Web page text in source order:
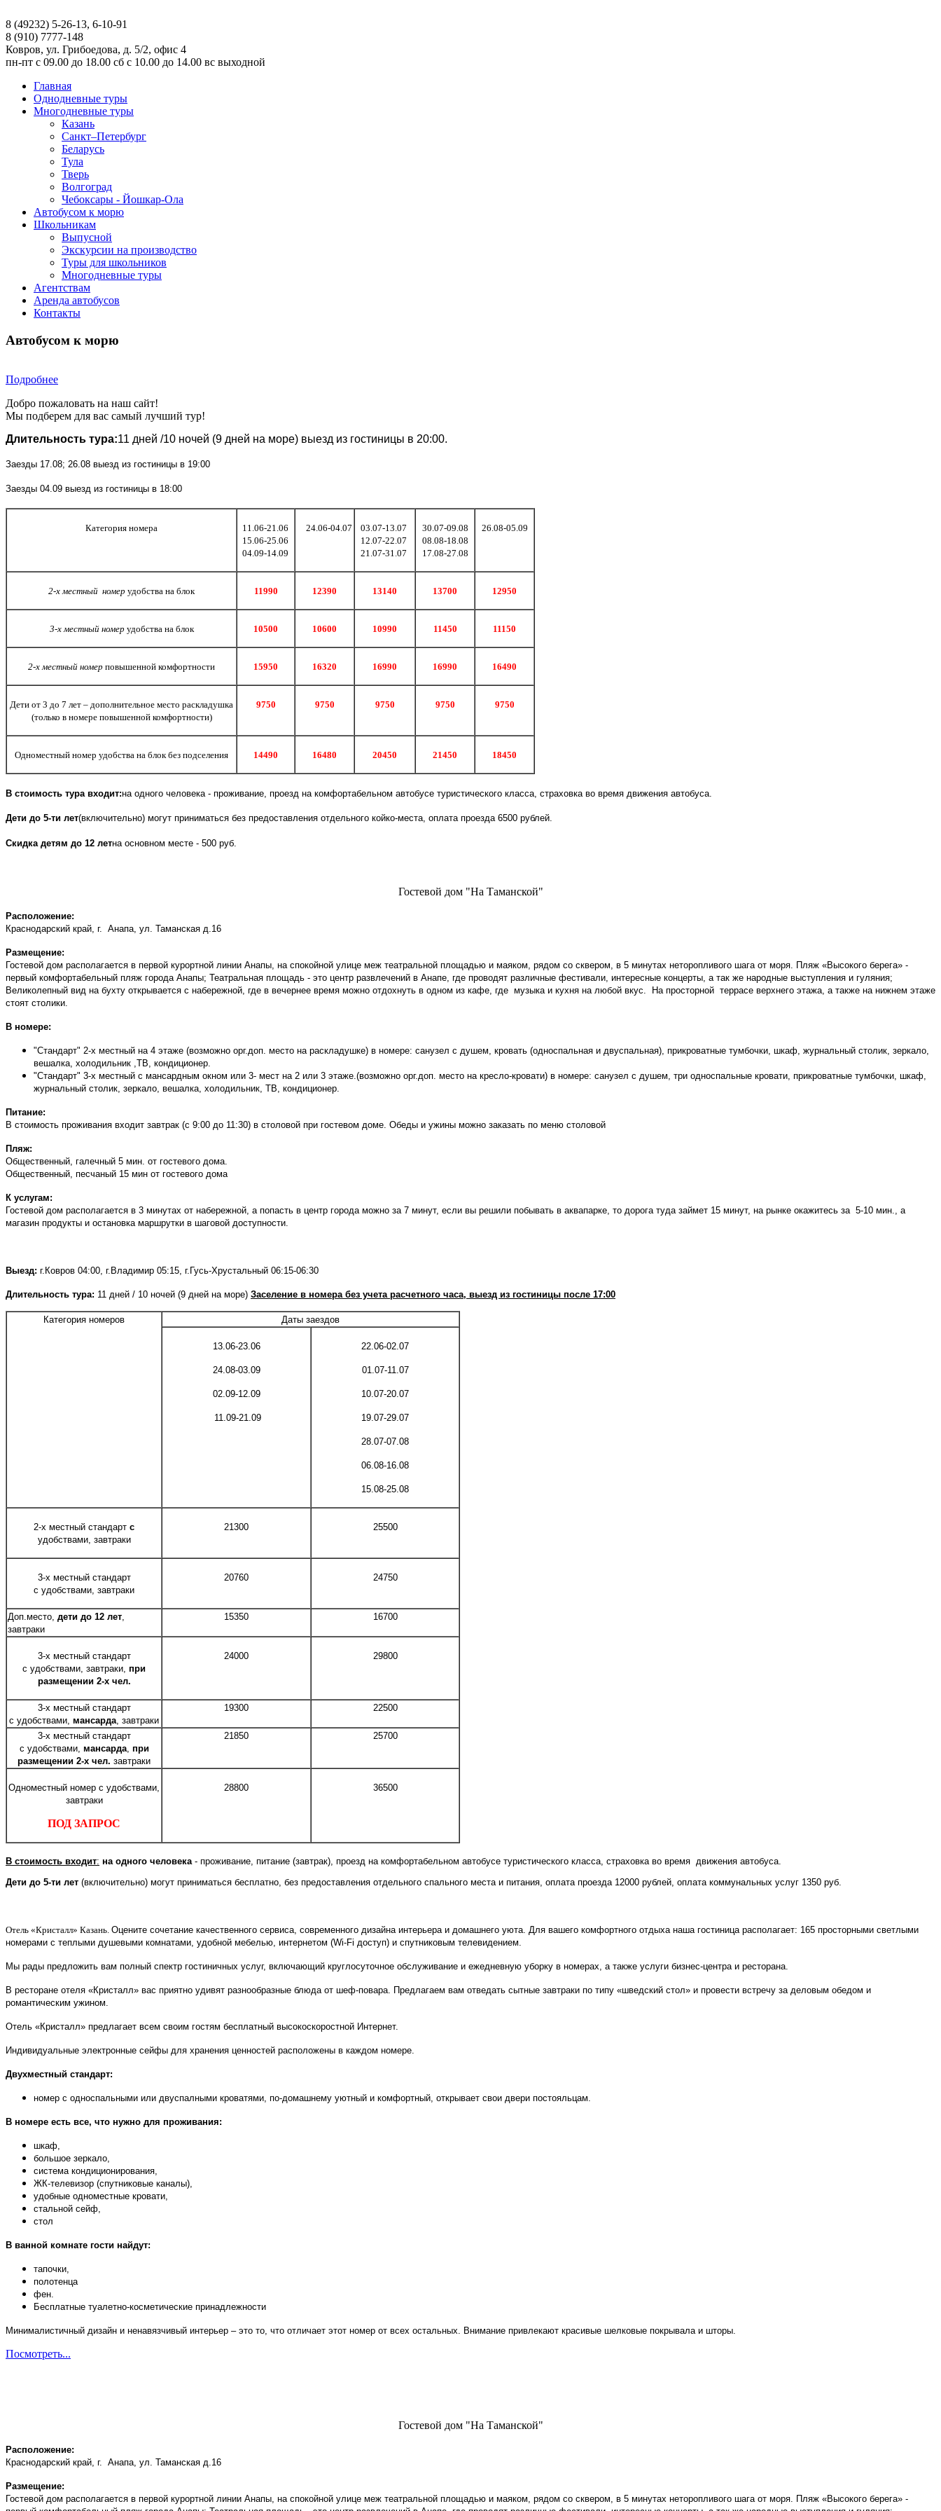
8 (49232) 5-26-13, 6-10-91
8 (910) 7777-148
Ковров, ул. Грибоедова, д. 5/2, офис 4
пн-пт с 09.00 до 18.00 сб с 10.00 до 14.00 вс выходной
Главная
Однодневные туры
Многодневные туры
Казань
Санкт–Петербург
Беларусь
Тула
Тверь
Волгоград
Чебоксары - Йошкар-Ола
Автобусом к морю
Школьникам
Выпусной
Экскурсии на производство
Туры для школьников
Многодневные туры
Агентствам
Аренда автобусов
Контакты
Автобусом к морю
Подробнее
Добро пожаловать на наш сайт!
Мы подберем для вас самый лучший тур!
Длительность тура:11 дней /10 ночей (9 дней на море) выезд из гостиницы в 20:00.
Заезды 17.08; 26.08 выезд из гостиницы в 19:00
Заезды 04.09 выезд из гостиницы в 18:00
Категория номера
11.06-21.06
15.06-25.06
04.09-14.09
24.06-04.07
03.07-13.07
12.07-22.07
21.07-31.07
30.07-09.08
08.08-18.08
17.08-27.08
26.08-05.09
2-х местный номер удобства на блок 11990 12390 13140 13700 12950
3-х местный номер удобства на блок 10500 10600 10990 11450 11150
2-х местный номер повышенной комфортности 15950 16320 16990 16990 16490
Дети от 3 до 7 лет – дополнительное место раскладушка
(только в номере повышенной комфортности)
9750 9750 9750 9750 9750
Одноместный номер удобства на блок без подселения 14490 16480 20450 21450 18450
В стоимость тура входит:на одного человека - проживание, проезд на комфортабельном автобусе туристического класса, страховка во время движения автобуса.
Дети до 5-ти лет(включительно) могут приниматься без предоставления отдельного койко-места, оплата проезда 6500 рублей.
Скидка детям до 12 летна основном месте - 500 руб.
Гостевой дом "На Таманской"
Расположение:
Краснодарский край, г. Анапа, ул. Таманская д.16
Размещение:
Гостевой дом располагается в первой курортной линии Анапы, на спокойной улице меж театральной площадью и маяком, рядом со сквером, в 5 минутах неторопливого шага от моря. Пляж «Высокого берега» -
первый комфортабельный пляж города Анапы; Театральная площадь - это центр развлечений в Анапе, где проводят различные фестивали, интересные концерты, а так же народные выступления и гуляния;
Великолепный вид на бухту открывается с набережной, где в вечернее время можно отдохнуть в одном из кафе, где музыка и кухня на любой вкус. На просторной террасе верхнего этажа, а также на нижнем этаже
стоят столики.
В номере:
"Стандарт" 2-х местный на 4 этаже (возможно орг.доп. место на раскладушке) в номере: санузел с душем, кровать (односпальная и двуспальная), прикроватные тумбочки, шкаф, журнальный столик, зеркало,
вешалка, холодильник ,ТВ, кондиционер.
"Стандарт" 3-х местный с мансардным окном или 3- мест на 2 или 3 этаже.(возможно орг.доп. место на кресло-кровати) в номере: санузел с душем, три односпальные кровати, прикроватные тумбочки, шкаф,
журнальный столик, зеркало, вешалка, холодильник, ТВ, кондиционер.
Питание:
В стоимость проживания входит завтрак (с 9:00 до 11:30) в столовой при гостевом доме. Обеды и ужины можно заказать по меню столовой
Пляж:
Общественный, галечный 5 мин. от гостевого дома.
Общественный, песчаный 15 мин от гостевого дома
К услугам:
Гостевой дом располагается в 3 минутах от набережной, а попасть в центр города можно за 7 минут, если вы решили побывать в аквапарке, то дорога туда займет 15 минут, на рынке окажитесь за 5-10 мин., а
магазин продукты и остановка маршрутки в шаговой доступности.
Выезд: г.Ковров 04:00, г.Владимир 05:15, г.Гусь-Хрустальный 06:15-06:30
Длительность тура: 11 дней / 10 ночей (9 дней на море) Заселение в номера без учета расчетного часа, выезд из гостиницы после 17:00
Категория номеров Даты заездов
13.06-23.06
24.08-03.09
02.09-12.09
11.09-21.09
22.06-02.07
01.07-11.07
10.07-20.07
19.07-29.07
28.07-07.08
06.08-16.08
15.08-25.08
2-х местный стандарт с
удобствами, завтраки
21300 25500
3-х местный стандарт
с удобствами, завтраки
20760 24750
Доп.место, дети до 12 лет,
завтраки
15350 16700
3-х местный стандарт
с удобствами, завтраки, при
размещении 2-х чел.
24000 29800
3-х местный стандарт
с удобствами, мансарда, завтраки
19300 22500
3-х местный стандарт
с удобствами, мансарда, при
размещении 2-х чел. завтраки
21850 25700
Одноместный номер с удобствами,
завтраки
ПОД ЗАПРОС
28800 36500
В стоимость входит: на одного человека - проживание, питание (завтрак), проезд на комфортабельном автобусе туристического класса, страховка во время движения автобуса.
Дети до 5-ти лет (включительно) могут приниматься бесплатно, без предоставления отдельного спального местаи питания, оплата проезда 12000 рублей, оплата коммунальных услуг 1350 руб.
Отель «Кристалл» Казань. Оцените сочетание качественного сервиса, современного дизайна интерьера и домашнего уюта. Для вашего комфортного отдыха наша гостиница располагает: 165 просторными светлыми
номерами с теплыми душевыми комнатами, удобной мебелью, интернетом (Wi-Fi доступ) и спутниковым телевидением.
Мы рады предложить вам полный спектр гостиничных услуг, включающий круглосуточное обслуживание и ежедневную уборку в номерах, а также услуги бизнес-центра и ресторана.
В ресторане отеля «Кристалл» вас приятно удивят разнообразные блюда от шеф-повара. Предлагаем вам отведать сытные завтраки по типу «шведский стол» и провести встречу за деловым обедом и
романтическим ужином.
Отель «Кристалл» предлагает всем своим гостям бесплатный высокоскоростной Интернет.
Индивидуальные электронные сейфы для хранения ценностей расположены в каждом номере.
Двухместный стандарт:
номер с односпальными или двуспалными кроватями, по-домашнему уютный и комфортный, открывает свои двери постояльцам.
В номере есть все, что нужно для проживания:
шкаф,
большое зеркало,
система кондиционирования,
ЖК-телевизор (спутниковые каналы),
удобные одноместные кровати,
стальной сейф,
стол
В ванной комнате гости найдут:
тапочки,
полотенца
фен.
Бесплатные туалетно-косметические принадлежности
Минималистичный дизайн и ненавязчивый интерьер – это то, что отличает этот номер от всех остальных. Внимание привлекают красивые шелковые покрывала и шторы.
Посмотреть...
Гостевой дом "На Таманской"
Расположение:
Краснодарский край, г. Анапа, ул. Таманская д.16
Размещение:
Гостевой дом располагается в первой курортной линии Анапы, на спокойной улице меж театральной площадью и маяком, рядом со сквером, в 5 минутах неторопливого шага от моря. Пляж «Высокого берега» -